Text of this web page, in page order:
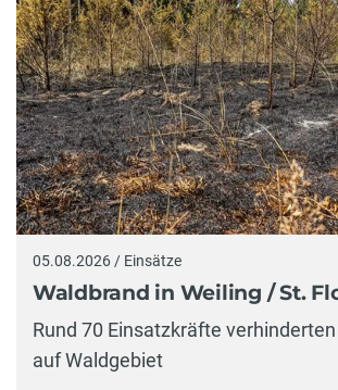
05.08.2026 / Einsätze
Waldbrand in Weiling / St.
Rund 70 Einsatzkräfte
auf Waldgebiet